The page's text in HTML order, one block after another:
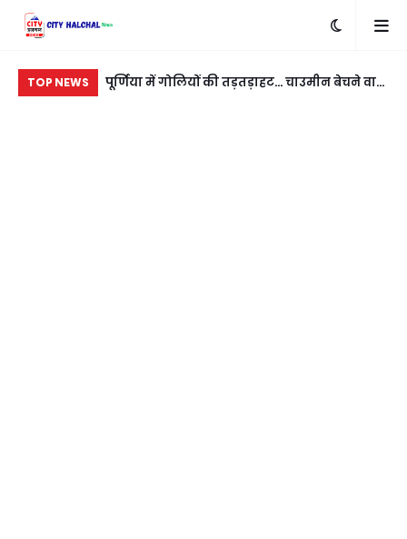
TOP NEWS
बदला लेने के लिए
पूर्णिया में गोलियों की तड़तड़ाहट... चाउमीन बेचने वाले